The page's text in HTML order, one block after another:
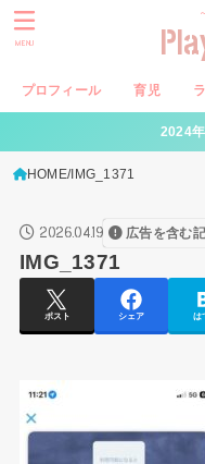
プロフィール 育児
MENU
2024
HOME IMG_1371
2026.04.19 広告を含む
IMG_1371
ポスト シェア は